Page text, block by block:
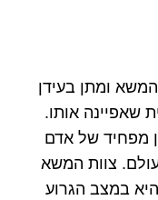
ומתן בעידן
שאפיינה אותו.
מפחיד של אדם
צוות המשא
במצב הגרוע